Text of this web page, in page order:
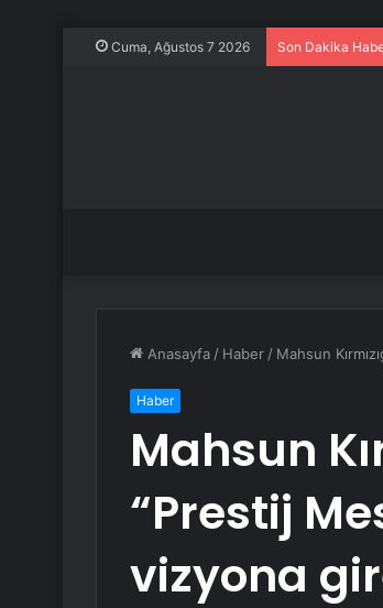
Cuma, Ağustos 7 2026 Son Dakika
Anasayfa / Haber / Mahsun
Haber
Mahsun
“Prestij
vizyona